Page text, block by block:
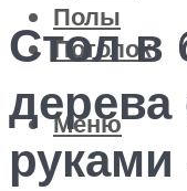
Полы
Потолок
Меню
Стол в
руками